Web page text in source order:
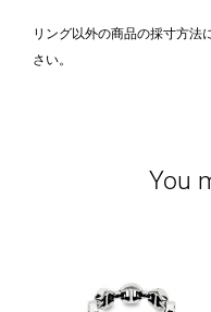
リング以外の商品の採寸方法
さい。
You